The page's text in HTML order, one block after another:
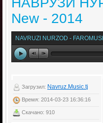
New - 2014
NAVRUZI NURZOD -
Загрузил: Navruz.Music.tj
Время: 2014-03-23 16:36:16
Скачано: 910